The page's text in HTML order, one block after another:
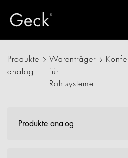
Produkte
analog
Warenträger
für
Rohrsysteme
Produkte analog